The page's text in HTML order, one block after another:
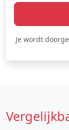
Je wordt